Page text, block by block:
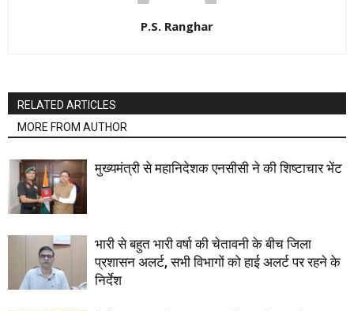
P.S. Ranghar
RELATED ARTICLES
MORE FROM AUTHOR
मुख्यमंत्री से महानिदेशक एनसीसी ने की शिष्टाचार भेंट
भारी से बहुत भारी वर्षा की चेतावनी के बीच जिला
प्रशासन अलर्ट, सभी विभागों को हाई अलर्ट पर रहने के
निर्देश